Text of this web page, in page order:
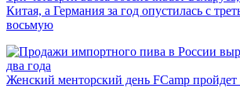
Китая, а Германия за год опустилась с
восьмую
Женский менторский день FCamp пройдет